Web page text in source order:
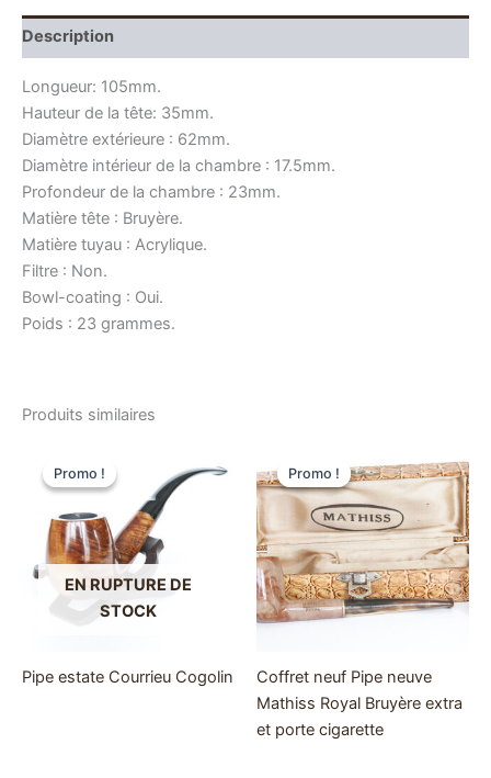
Description
Longueur: 105mm.
Hauteur de la tête: 35mm.
Diamètre extérieure : 62mm.
Diamètre intérieur de la chambre : 17.5mm.
Profondeur de la chambre : 23mm.
Matière tête : Bruyère.
Matière tuyau : Acrylique.
Filtre : Non.
Bowl-coating : Oui.
Poids : 23 grammes.
Produits similaires
Promo !
EN RUPTURE DE
STOCK
Promo !
Pipe estate Courrieu Cogolin
Promo !
Promo !
Coffret neuf Pipe neuve
Mathiss Royal Bruyère extra
et porte cigarette